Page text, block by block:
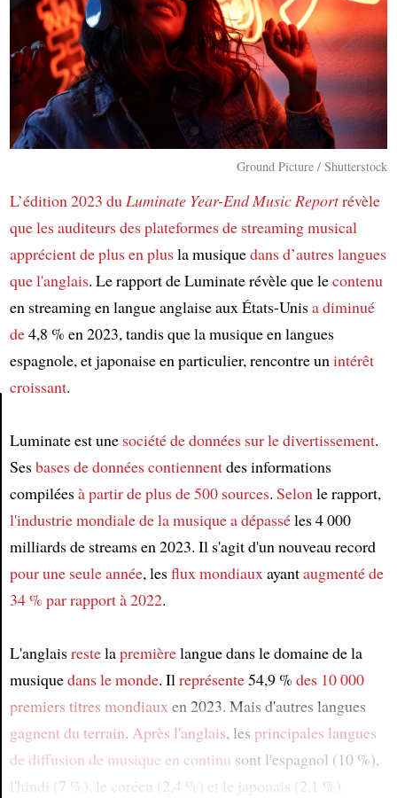
Article
Ground Picture / Shutterstock
L’édition 2023 du Luminate Year-End Music Reportrévèle
queles auditeursdes plateformes de streaming musical
apprécient de plus en plusla musiquedans d’autres langues
que l'anglais. Le rapport de Luminate révèle que lecontenu
en streaming en langue anglaise aux États-Unisa diminué
de4,8 % en 2023, tandis que la musique en langues
espagnole, et japonaise en particulier, rencontre un intérêt
croissant.
Luminate est une société de données sur le divertissement.
Sesbases de donnéescontiennentdes informations
compiléesà partir de plus de 500 sources. Selon le rapport,
l'industrie mondiale de la musiquea dépasséles 4 000
milliards de streams en 2023. Il s'agit d'un nouveau record
pour une seule année, lesflux mondiaux ayantaugmenté de
34 % par rapport à 2022.
L'anglaisrestelapremièrelangue dans le domaine de la
musiquedans le monde. Il représente54,9 % des 10 000
premiers titres mondiaux en 2023. Mais d'autres langues
gagnent du terrain. Après l'anglais, les principales langues
de diffusion de musique en continu sont l'espagnol (10 %),
l'hindi (7 %), le coréen (2,4 %) et le japonais (2,1 %).